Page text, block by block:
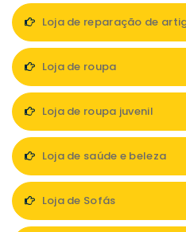
Loja de reparação de
Loja de roupa
Loja de roupa juvenil
Loja de saúde e beleza
Loja de Sofás